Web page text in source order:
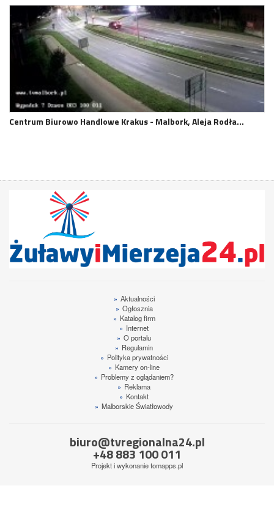
Centrum Biurowo Handlowe Krakus - Malbork, Aleja Rodła…
» Aktualności
» Ogłosznia
» Katalog firm
» Internet
» O portalu
» Regulamin
» Polityka prywatności
» Kamery on-line
» Problemy z oglądaniem?
» Reklama
» Kontakt
» Malborskie Światłowody
biuro@tvregionalna24.pl
+48 883 100 011
Projekt i wykonanietomapps.pl